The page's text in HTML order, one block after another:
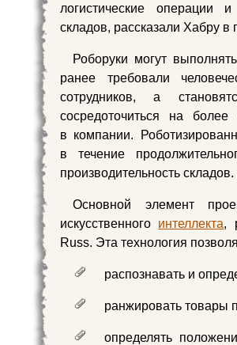
логистические операции
складов, рассказали Хабру в
Роборуки могут
ранее требовали
сотрудников, а
сосредоточиться на
в компании.
в течение
производительность складов.
Основной элемент
искусственного интеллекта,
Russ. Эта технология
распознавать и
ранжировать товары
определять